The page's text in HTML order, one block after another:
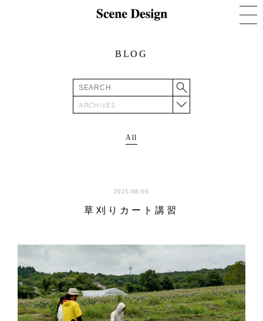
BLOG
ARCHIVES
All
2025/08/06
草刈りカート講習